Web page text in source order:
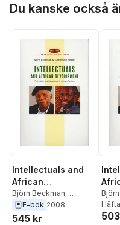
Du kanske också
Intellectuals and
African
Development
Björn Beckman,
Gbemisola Adeoti
E-bok 2008
545 kr